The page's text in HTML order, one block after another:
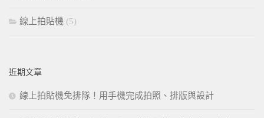
線上拍貼機 (5)
近期文章
線上拍貼機免排隊！用手機完成拍照、排版與設計